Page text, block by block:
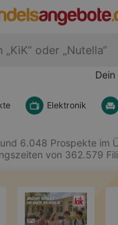
Elektronik
6.048 Prospekte im
von 362.579